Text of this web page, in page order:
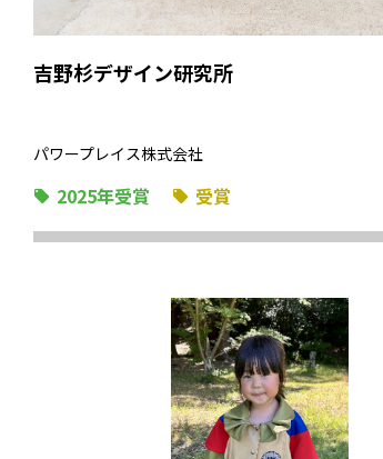
吉野杉デザイン研究所
パワープレイス株式会社
2025年受賞 受賞